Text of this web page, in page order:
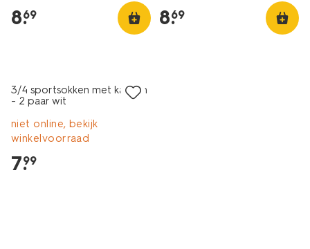
8.
69 8.
69
3/4 sportsokken met katoen
- 2 paar wit
niet online, bekijk
winkelvoorraad
7.
99